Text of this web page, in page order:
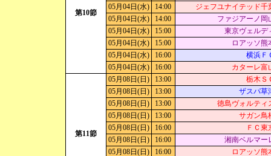
第10節
05月04日(水)
14:00
ジェフユナイテッド千
05月04日(水)
14:00
ファジアーノ岡
05月04日(水)
15:00
東京ヴェルデ
05月04日(水)
15:00
ロアッソ熊
05月04日(水)
16:00
横浜Ｆ
05月04日(水)
16:00 カターレ富
第11節
05月08日(日) 13:00
栃木Ｓ
05月08日(日)
13:00
ザスパ草
05月08日(日)
13:00
徳島ヴォルティ
05月08日(日)
13:00
サガン鳥
05月08日(日)
16:00
ＦＣ東
05月08日(日)
16:00
湘南ベルマー
05月08日(日)
16:00
ロアッソ熊